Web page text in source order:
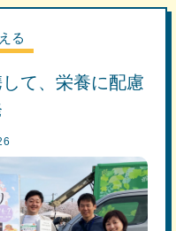
る
て、栄養に配慮